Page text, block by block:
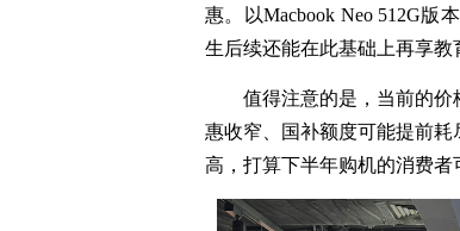
惠。以Macbook Neo 512G版
生后续还能在此基础上再享教
值得注意的是，当前的
惠收窄、国补额度可能提前
高，打算下半年购机的消费者